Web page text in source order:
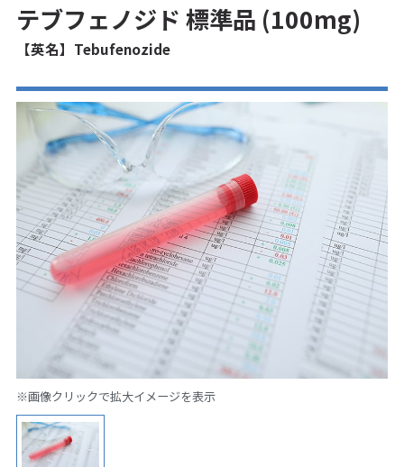
テブフェノジド 標準品 (100mg)
【英名】Tebufenozide
※画像クリックで拡大イメージを表示